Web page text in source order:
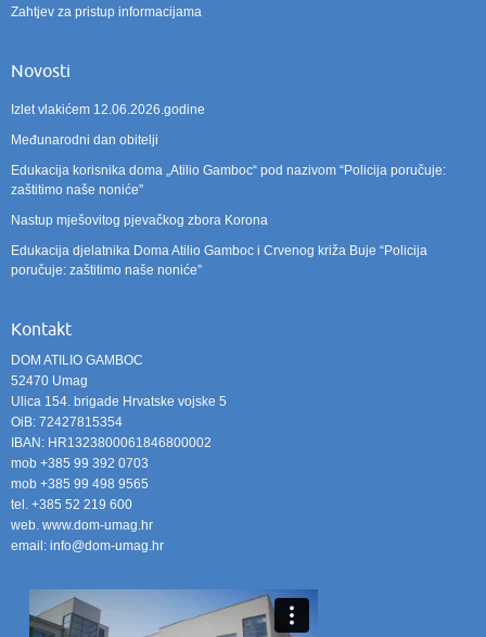
Zahtjev za pristup informacijama
Novosti
Izlet vlakićem 12.06.2026.godine
Međunarodni dan obitelji
Edukacija korisnika doma „Atilio Gamboc“ pod nazivom “Policija poručuje:
zaštitimo naše noniće”
Nastup mješovitog pjevačkog zbora Korona
Edukacija djelatnika Doma Atilio Gamboc i Crvenog križa Buje “Policija
poručuje: zaštitimo naše noniće”
Kontakt
DOM ATILIO GAMBOC
52470 Umag
Ulica 154. brigade Hrvatske vojske 5
OiB: 72427815354
IBAN: HR1323800061846800002
mob +385 99 392 0703
mob +385 99 498 9565
tel. +385 52 219 600
web. www.dom-umag.hr
email: info@dom-umag.hr